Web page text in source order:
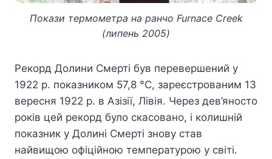
Покази термометра на ранчо Furnace Creek
(липень 2005)
Рекорд Долини Смерті був перевершений у
1922 р. показником 57,8 °C, зареєстрованим 13
вересня 1922 р. в Азізії, Лівія. Через дев’яносто
років цей рекорд було скасовано, і колишній
показник у Долині Смерті знову став
найвищою офіційною температурою у світі.